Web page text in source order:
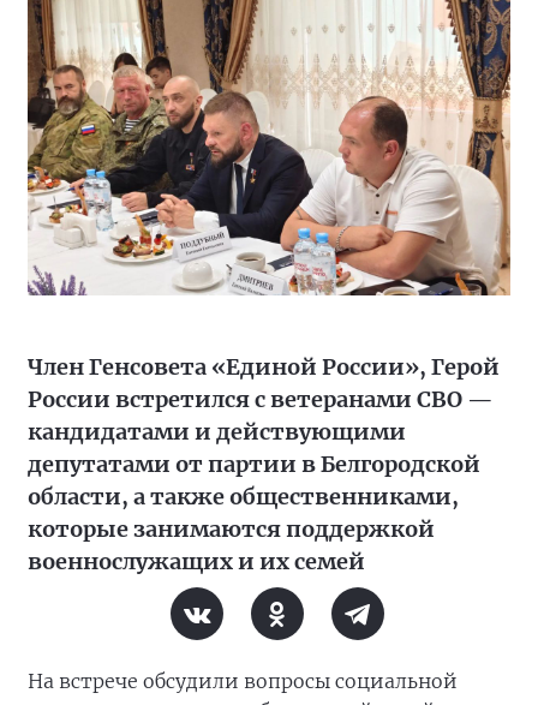
Член Генсовета «Единой России», Герой
России встретился с ветеранами СВО —
кандидатами и действующими
депутатами от партии в Белгородской
области, а также общественниками,
которые занимаются поддержкой
военнослужащих и их семей
На встрече обсудили вопросы социальной